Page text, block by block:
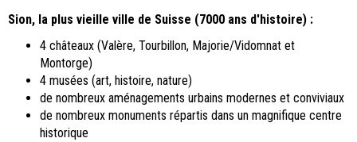
Sion, la plus vieille ville de Suisse (7000 ans d'histoire) :
4 châteaux (Valère, Tourbillon, Majorie/Vidomnat et
Montorge)
4 musées (art, histoire, nature)
de nombreux aménagements urbains modernes et conviviaux
de nombreux monuments répartis dans un magnifique centre
historique